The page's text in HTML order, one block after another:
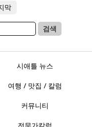
막
검색
시애틀 뉴스
여행 / 맛집 / 칼럼
커뮤니티